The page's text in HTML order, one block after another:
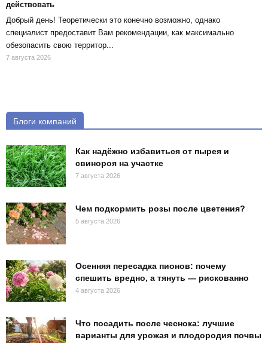
действовать
Добрый день! Теоретически это конечно возможно, однако
специалист предоставит Вам рекомендации, как максимально
обезопасить свою территор...
7 августа 2026
Блоги компаний
Как надёжно избавиться от пырея и
свинороя на участке
7 августа 2026
Чем подкормить розы после цветения?
5 августа 2026
Осенняя пересадка пионов: почему
спешить вредно, а тянуть — рискованно
4 августа 2026
Что посадить после чеснока: лучшие
варианты для урожая и плодородия почвы